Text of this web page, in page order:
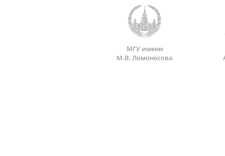
МГУ имени
М.В. Ломоносова